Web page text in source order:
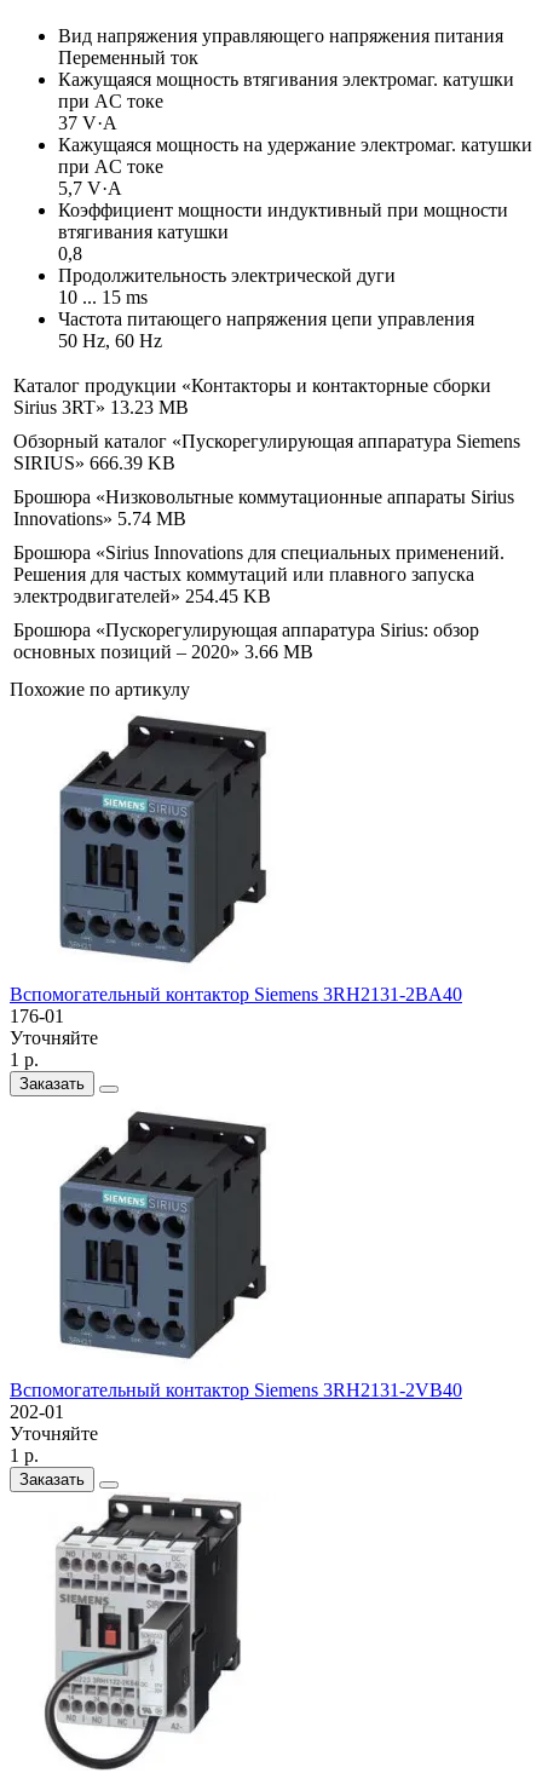
Вид напряжения управляющего напряжения питания
Переменный ток
Кажущаяся мощность втягивания электромаг. катушки
при AC токе
37 V·A
Кажущаяся мощность на удержание электромаг. катушки
при AC токе
5,7 V·A
Коэффициент мощности индуктивный при мощности
втягивания катушки
0,8
Продолжительность электрической дуги
10 ... 15 ms
Частота питающего напряжения цепи управления
50 Hz, 60 Hz
Каталог продукции «Контакторы и контакторные сборки
Sirius 3RT» 13.23 MB
Обзорный каталог «Пускорегулирующая аппаратура Siemens
SIRIUS» 666.39 KB
Брошюра «Низковольтные коммутационные аппараты Sirius
Innovations» 5.74 MB
Брошюра «Sirius Innovations для специальных применений.
Решения для частых коммутаций или плавного запуска
электродвигателей» 254.45 KB
Брошюра «Пускорегулирующая аппаратура Sirius: обзор
основных позиций – 2020» 3.66 MB
Похожие по артикулу
Вспомогательный контактор Siemens 3RH2131-2BA40
176-01
Уточняйте
1 р.
Заказать
Вспомогательный контактор Siemens 3RH2131-2VB40
202-01
Уточняйте
1 р.
Заказать